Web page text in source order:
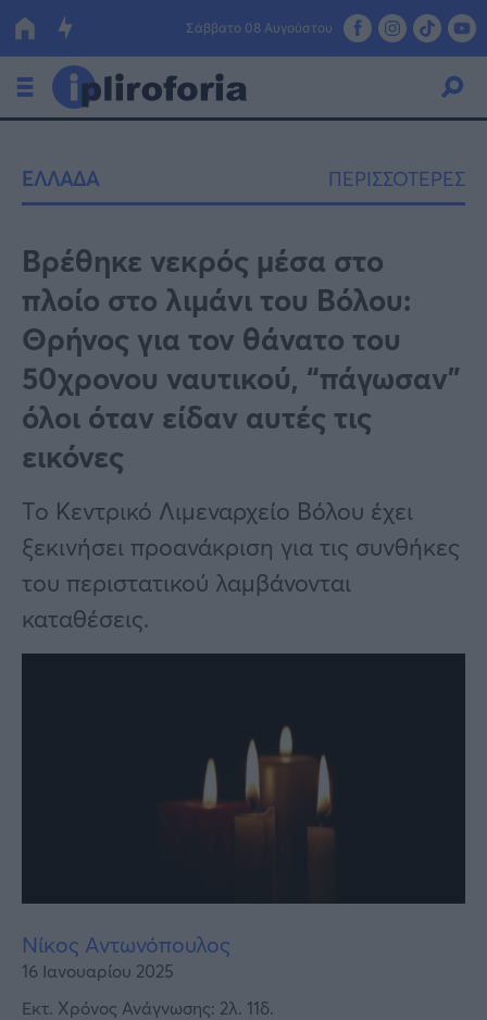
Σάββατο 08 Αυγούστου
Οικονομία
Πολιτική
Τράπεζες
Επιδοτήσεις
ΕΣΠΑ
Κόσμος
Lifestyle
Αθλητικά
Υγεία
Γυναίκα
Καιρός
Viral
ΕΛΛΑΔΑ ΠΕΡΙΣΣΟΤΕΡΕΣ
Βρέθηκε νεκρός μέσα στο
πλοίο στο λιμάνι του Βόλου:
Θρήνος για τον θάνατο του
50χρονου ναυτικού, “πάγωσαν”
όλοι όταν είδαν αυτές τις
εικόνες
Το Κεντρικό Λιμεναρχείο Βόλου έχει
ξεκινήσει προανάκριση για τις συνθήκες
του περιστατικού λαμβάνονται
καταθέσεις.
Νίκος Αντωνόπουλος
16 Ιανουαρίου 2025
Εκτ. Χρόνος Ανάγνωσης: 2λ. 11δ.